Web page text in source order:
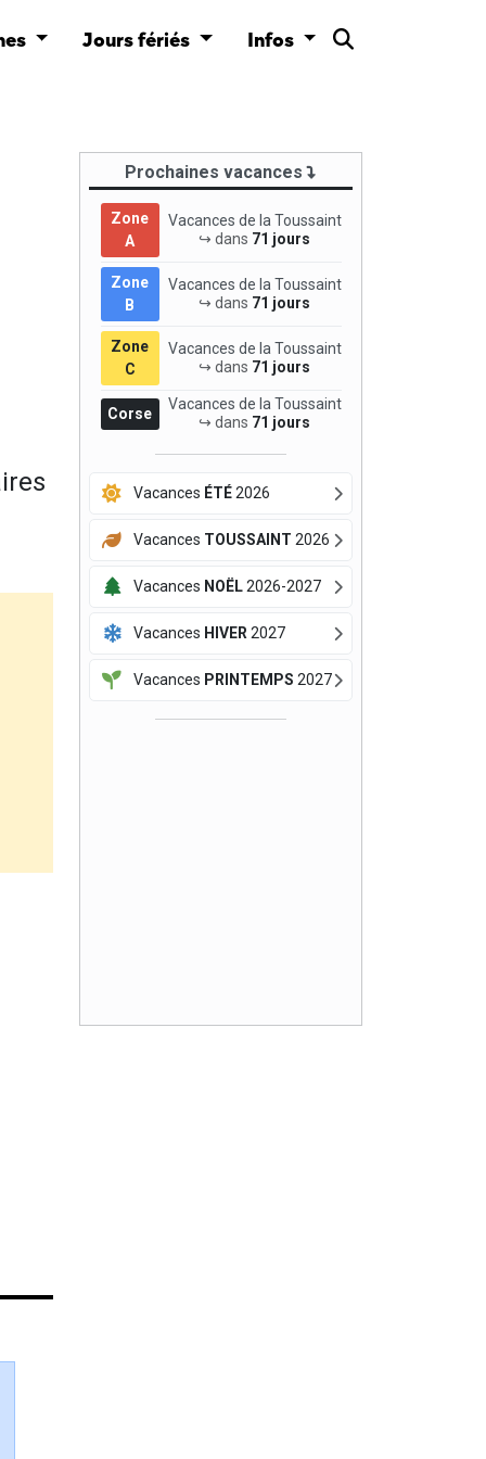
Jours fériés Infos
Prochaines vacances
Zone
A
Vacances de la Toussaint
↪ dans 71 jours
Zone
B
Vacances de la Toussaint
↪ dans 71 jours
Zone
C
Vacances de la Toussaint
↪ dans 71 jours
Corse
Vacances de la Toussaint
↪ dans 71 jours
Vacances ÉTÉ2026
Vacances TOUSSAINT 2026
Vacances NOËL2026-2027
Vacances HIVER 2027
Vacances PRINTEMPS 2027